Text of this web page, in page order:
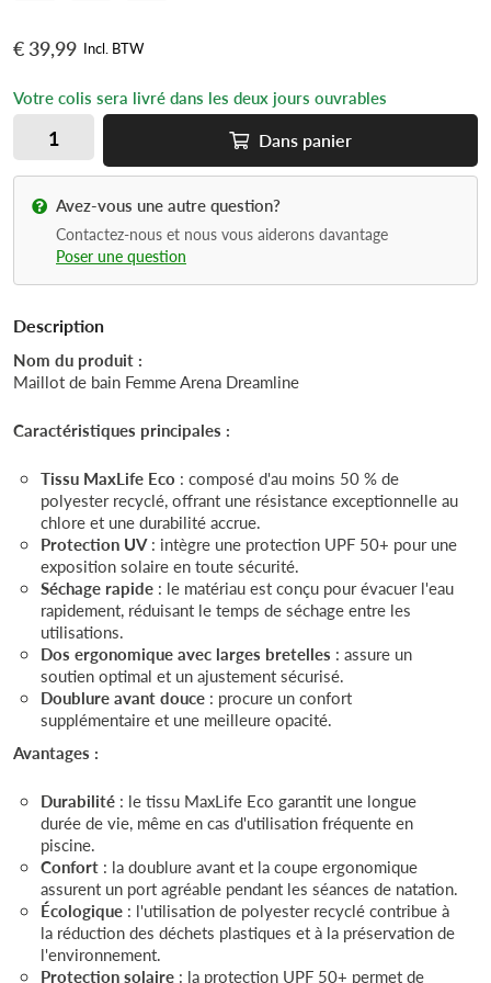
€ 39,99 Incl. BTW
Votre colis sera livré dans les deux jours ouvrables
Dans panier
Avez-vous une autre question?
Contactez-nous et nous vous aiderons davantage
Poser une question
Description
Nom du produit :
Maillot de bain Femme Arena Dreamline
Caractéristiques principales :
Tissu MaxLife Eco : composé d'au moins 50 % de
polyester recyclé, offrant une résistance exceptionnelle au
chlore et une durabilité accrue.
Protection UV: intègre une protection UPF 50+ pour une
exposition solaire en toute sécurité.
Séchage rapide : le matériau est conçu pour évacuer l'eau
rapidement, réduisant le temps de séchage entre les
utilisations.
Dos ergonomique avec larges bretelles : assure un
soutien optimal et un ajustement sécurisé.
Doublure avant douce : procure un confort
supplémentaire et une meilleure opacité.
Avantages :
Durabilité : le tissu MaxLife Eco garantit une longue
durée de vie, même en cas d'utilisation fréquente en
piscine.
Confort : la doublure avant et la coupe ergonomique
assurent un port agréable pendant les séances de natation.
Écologique : l'utilisation de polyester recyclé contribue à
la réduction des déchets plastiques et à la préservation de
l'environnement.
Protection solaire : la protection UPF 50+ permet de